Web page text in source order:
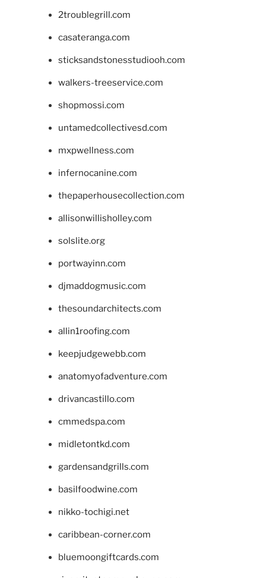
2troublegrill.com
casateranga.com
sticksandstonesstudiooh.com
walkers-treeservice.com
shopmossi.com
untamedcollectivesd.com
mxpwellness.com
infernocanine.com
thepaperhousecollection.com
allisonwillisholley.com
solslite.org
portwayinn.com
djmaddogmusic.com
thesoundarchitects.com
allin1roofing.com
keepjudgewebb.com
anatomyofadventure.com
drivancastillo.com
cmmedspa.com
midletontkd.com
gardensandgrills.com
basilfoodwine.com
nikko-tochigi.net
caribbean-corner.com
bluemoongiftcards.com